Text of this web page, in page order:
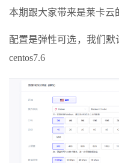
本期跟大家带来是莱卡云
配置是弹性可选，我们
centos7.6